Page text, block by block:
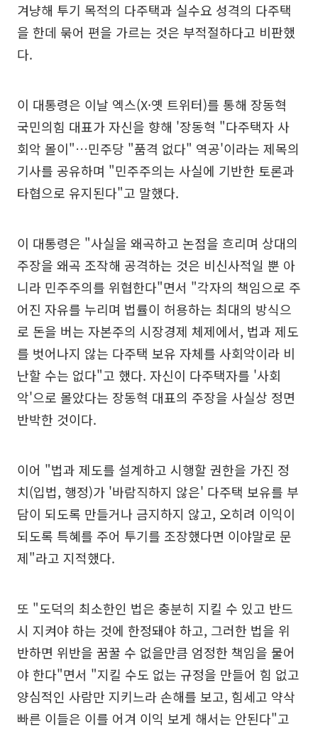
겨냥해 투기 목적의 다주택과 실수요 성격의 다주택
을 한데 묶어 편을 가르는 것은 부적절하다고 비판했
다.
이 대통령은 이날 엑스(X·옛 트위터)를 통해 장동혁
국민의힘 대표가 자신을 향해 '장동혁 "다주택자 사
회악 몰이"…민주당 "품격 없다" 역공'이라는 제목의
기사를 공유하며 "민주주의는 사실에 기반한 토론과
타협으로 유지된다"고 말했다.
이 대통령은 "사실을 왜곡하고 논점을 흐리며 상대의
주장을 왜곡 조작해 공격하는 것은 비신사적일 뿐 아
니라 민주주의를 위협한다"면서 "각자의 책임으로 주
어진 자유를 누리며 법률이 허용하는 최대의 방식으
로 돈을 버는 자본주의 시장경제 체제에서, 법과 제도
를 벗어나지 않는 다주택 보유 자체를 사회악이라 비
난할 수는 없다"고 했다. 자신이 다주택자를 '사회
악'으로 몰았다는 장동혁 대표의 주장을 사실상 정면
반박한 것이다.
이어 "법과 제도를 설계하고 시행할 권한을 가진 정
치(입법, 행정)가 '바람직하지 않은' 다주택 보유를 부
담이 되도록 만들거나 금지하지 않고, 오히려 이익이
되도록 특혜를 주어 투기를 조장했다면 이야말로 문
제"라고 지적했다.
또 "도덕의 최소한인 법은 충분히 지킬 수 있고 반드
시 지켜야 하는 것에 한정돼야 하고, 그러한 법을 위
반하면 위반을 꿈꿀 수 없을만큼 엄정한 책임을 물어
야 한다"면서 "지킬 수도 없는 규정을 만들어 힘 없고
양심적인 사람만 지키느라 손해를 보고, 힘세고 약삭
빠른 이들은 이를 어겨 이익 보게 해서는 안된다"고